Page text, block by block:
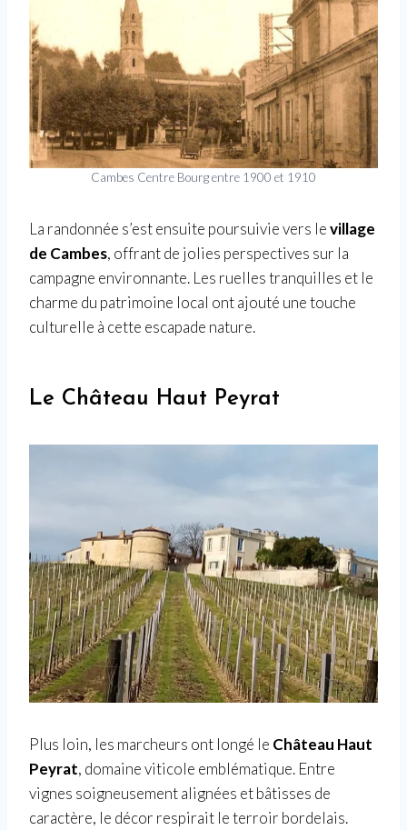
Cambes Centre Bourg entre 1900 et 1910
La randonnée s’est ensuite poursuivie vers levillage
de Cambes, offrant de jolies perspectives sur la
campagne environnante. Les ruelles tranquilles et le
charme du patrimoine local ont ajouté une touche
culturelle à cette escapade nature.
Le Château Haut Peyrat
Plus loin, les marcheurs ont longé le Château Haut
Peyrat, domaine viticole emblématique. Entre
vignes soigneusement alignées et bâtisses de
caractère, le décor respirait le terroir bordelais.